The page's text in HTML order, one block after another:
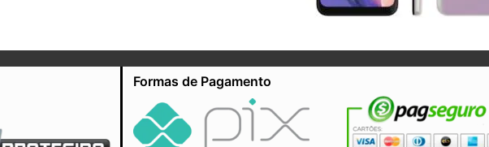
Formas de Pagamento